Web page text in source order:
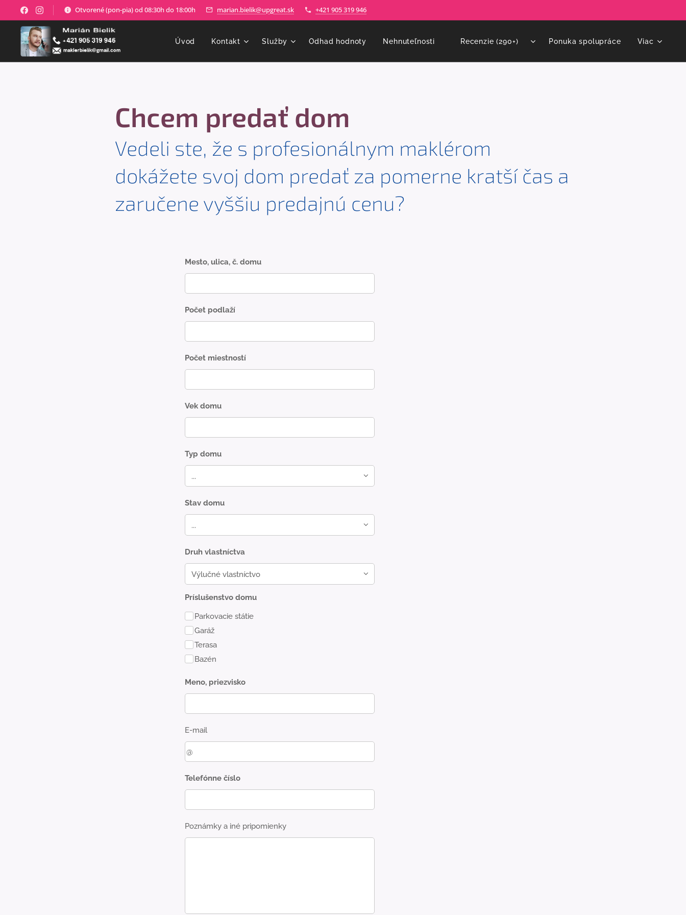
Otvorené (pon-pia) od 08:30h do 18:00h marian.bielik@upgreat.sk +421 905 319 946
Úvod Kontakt Služby Odhad hodnoty Nehnuteľnosti ⭐Recenzie (290+)⭐ Ponuka spolupráce Viac
Chcem predať dom
Vedeli ste, že s profesionálnym maklérom
dokážete svoj dom predať za pomerne kratší čas a
zaručene vyššiu predajnú cenu?
Mesto, ulica, č. domu
Počet podlaží
Počet miestností
Vek domu
Typ domu
Stav domu
Druh vlastníctva
Príslušenstvo domu
Parkovacie státie
Garáž
Terasa
Bazén
Meno, priezvisko
E-mail
Telefónne číslo
Poznámky a iné pripomienky